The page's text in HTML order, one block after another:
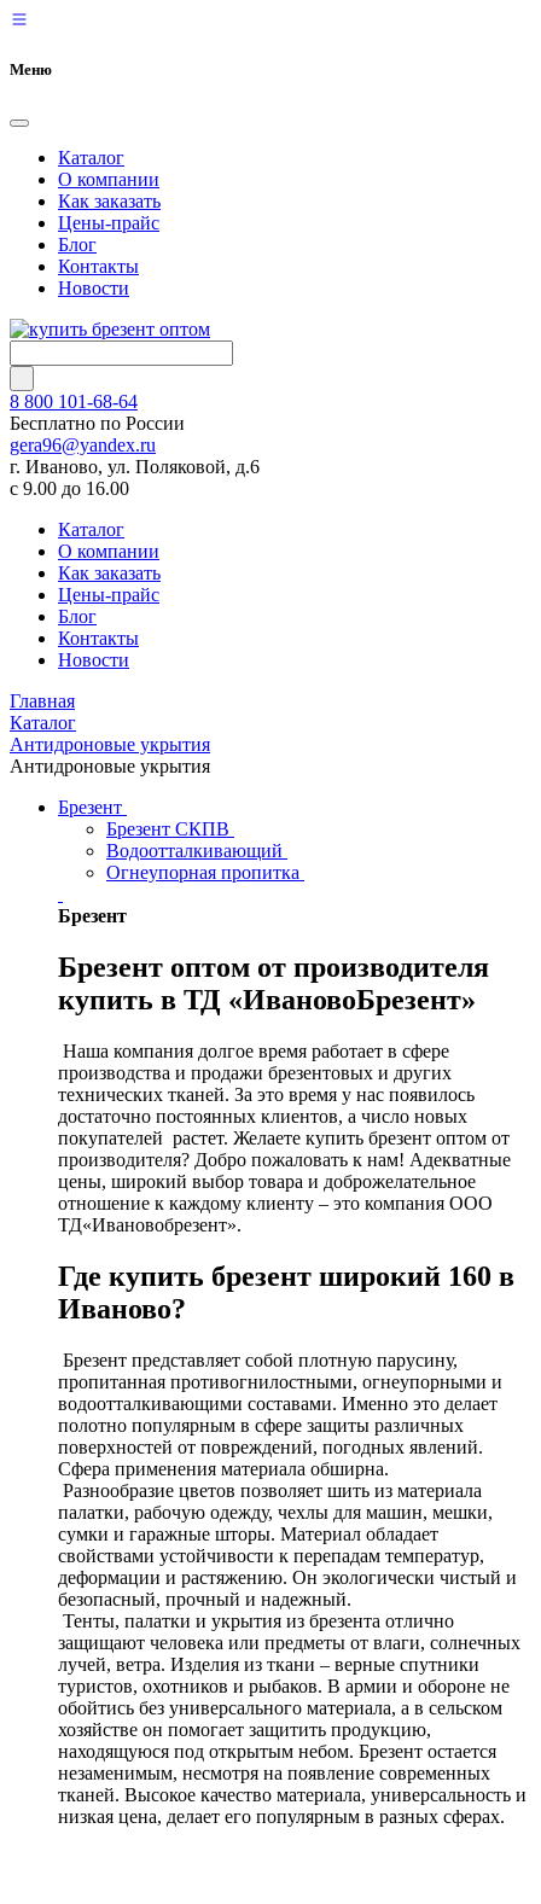
Меню
Каталог
О компании
Как заказать
Цены-прайс
Блог
Контакты
Новости
8 800 101-68-64
Бесплатно по России
gera96@yandex.ru
г. Иваново, ул. Поляковой, д.6
с 9.00 до 16.00
Каталог
О компании
Как заказать
Цены-прайс
Блог
Контакты
Новости
Главная
Каталог
Антидроновые укрытия
Антидроновые укрытия
Брезент
Брезент СКПВ
Водоотталкивающий
Огнеупорная пропитка
Брезент
Брезент оптом от производителя
купить в ТД «ИвановоБрезент»
Наша компания долгое время работает в сфере
производства и продажи брезентовых и других
технических тканей. За это время у нас появилось
достаточно постоянных клиентов, а число новых
покупателей растет. Желаете купить брезент оптом от
производителя? Добро пожаловать к нам! Адекватные
цены, широкий выбор товара и доброжелательное
отношение к каждому клиенту – это компания ООО
ТД«Ивановобрезент».
Где купить брезент широкий 160 в
Иваново?
Брезент представляет собой плотную парусину,
пропитанная противогнилостными, огнеупорными и
водоотталкивающими составами. Именно это делает
полотно популярным в сфере защиты различных
поверхностей от повреждений, погодных явлений.
Сфера применения материала обширна.
Разнообразие цветов позволяет шить из материала
палатки, рабочую одежду, чехлы для машин, мешки,
сумки и гаражные шторы. Материал обладает
свойствами устойчивости к перепадам температур,
деформации и растяжению. Он экологически чистый и
безопасный, прочный и надежный.
Тенты, палатки и укрытия из брезента отлично
защищают человека или предметы от влаги, солнечных
лучей, ветра. Изделия из ткани – верные спутники
туристов, охотников и рыбаков. В армии и обороне не
обойтись без универсального материала, а в сельском
хозяйстве он помогает защитить продукцию,
находящуюся под открытым небом. Брезент остается
незаменимым, несмотря на появление современных
тканей. Высокое качество материала, универсальность и
низкая цена, делает его популярным в разных сферах.